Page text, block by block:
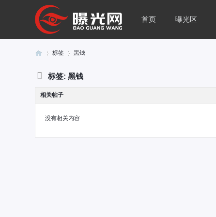
首页 曝光区
曝 ›
标签 黑钱
标签: 黑钱
相关帖子
没有相关内容